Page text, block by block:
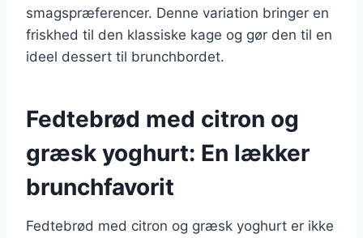
smagspræferencer. Denne variation bringer en
friskhed til den klassiske kage og gør den til en
ideel dessert til brunchbordet.
Fedtebrød med citron og
græsk yoghurt: En lækker
brunchfavorit
Fedtebrød med citron og græsk yoghurt er ikke